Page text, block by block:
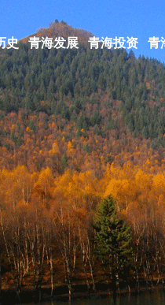
史 青海发展 青海投资 青